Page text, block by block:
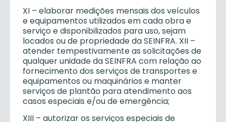
XI – elaborar medições mensais dos veículos
e equipamentos utilizados em cada obra e
serviço e disponibilizados para uso, sejam
locados ou de propriedade da SEINFRA. XII –
atender tempestivamente as solicitações de
qualquer unidade da SEINFRA com relação ao
fornecimento dos serviços de transportes e
equipamentos ou maquinários e manter
serviços de plantão para atendimento aos
casos especiais e/ou de emergência;
XIII – autorizar os serviços especiais de